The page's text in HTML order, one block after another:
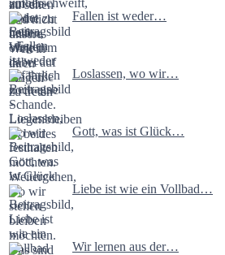
Fallen ist weder…
Loslassen, wo wir…
Gott, was ist Glück…
Liebe ist wie ein Vollbad…
Wir lernen aus der…